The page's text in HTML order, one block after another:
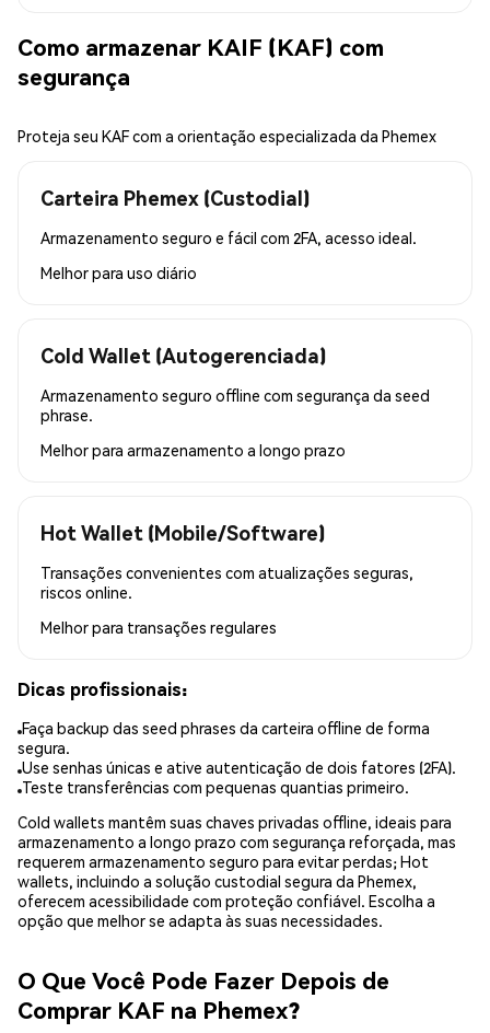
Como armazenar KAIF (KAF) com
segurança
Proteja seu KAF com a orientação especializada da Phemex
Carteira Phemex (Custodial)
Armazenamento seguro e fácil com 2FA, acesso ideal.
Melhor para uso diário
Cold Wallet (Autogerenciada)
Armazenamento seguro offline com segurança da seed
phrase.
Melhor para armazenamento a longo prazo
Hot Wallet (Mobile/Software)
Transações convenientes com atualizações seguras,
riscos online.
Melhor para transações regulares
Dicas profissionais:
Faça backup das seed phrases da carteira offline de forma
segura.
Use senhas únicas e ative autenticação de dois fatores (2FA).
Teste transferências com pequenas quantias primeiro.
Cold wallets mantêm suas chaves privadas offline, ideais para
armazenamento a longo prazo com segurança reforçada, mas
requerem armazenamento seguro para evitar perdas; Hot
wallets, incluindo a solução custodial segura da Phemex,
oferecem acessibilidade com proteção confiável. Escolha a
opção que melhor se adapta às suas necessidades.
O Que Você Pode Fazer Depois de
Comprar KAF na Phemex?